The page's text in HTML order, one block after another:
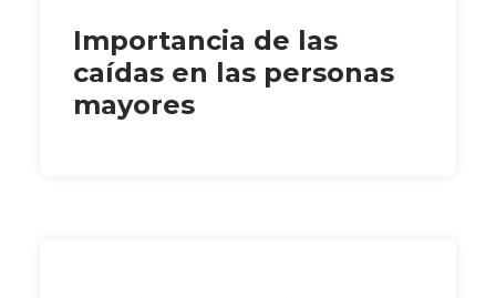
Importancia de las
caídas en las personas
mayores